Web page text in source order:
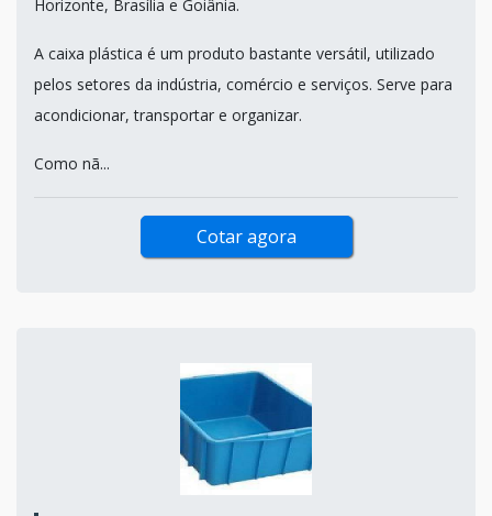
Horizonte, Brasília e Goiânia.
A caixa plástica é um produto bastante versátil, utilizado
pelos setores da indústria, comércio e serviços. Serve para
acondicionar, transportar e organizar.
Como nã...
Cotar agora